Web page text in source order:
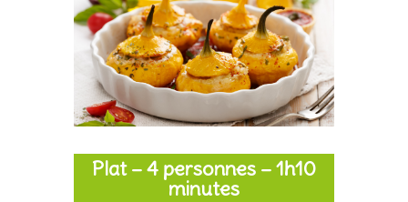
Plat – 4 personnes – 1h10
minutes